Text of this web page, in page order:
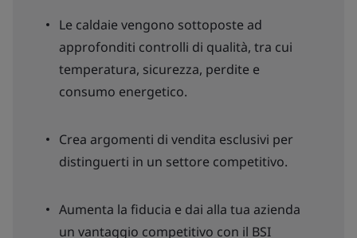
Le caldaie vengono sottoposte ad
approfonditi controlli di qualità, tra cui
temperatura, sicurezza, perdite e
consumo energetico.
Crea argomenti di vendita esclusivi per
distinguerti in un settore competitivo.
Aumenta la fiducia e dai alla tua azienda
un vantaggio competitivo con il BSI